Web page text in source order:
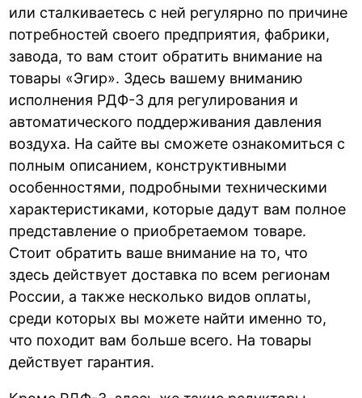
или сталкиваетесь с ней регулярно по причине
потребностей своего предприятия, фабрики,
завода, то вам стоит обратить внимание на
товары «Эгир». Здесь вашему вниманию
исполнения РДФ-3 для регулирования и
автоматического поддерживания давления
воздуха. На сайте вы сможете ознакомиться с
полным описанием, конструктивными
особенностями, подробными техническими
характеристиками, которые дадут вам полное
представление о приобретаемом товаре.
Стоит обратить ваше внимание на то, что
здесь действует доставка по всем регионам
России, а также несколько видов оплаты,
среди которых вы можете найти именно то,
что походит вам больше всего. На товары
действует гарантия.